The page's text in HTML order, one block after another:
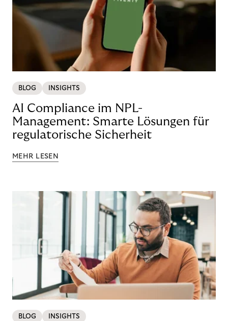
BLOG INSIGHTS
AI Compliance im NPL-
Management: Smarte Lösungen für
regulatorische Sicherheit
MEHR LESEN
BLOG INSIGHTS